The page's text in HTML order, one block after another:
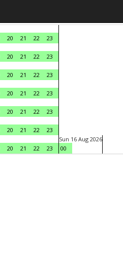
20 21 22
23
20 21 22
23
20 21 22
23
20 21 22
23
20 21 22
23
20 21 22
23
20 21 22 23
Sun 16 Aug 2026
00